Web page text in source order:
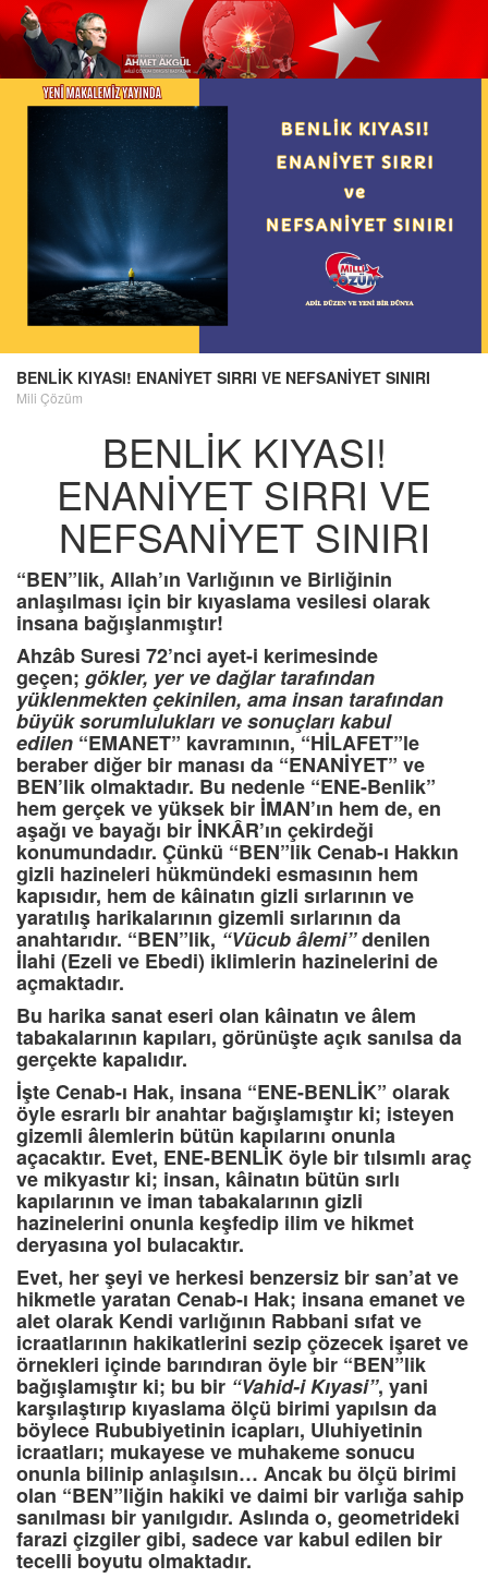
BENLİK KIYASI! ENANİYET SIRRI VE NEFSANİYET SINIRI
Mili Çözüm
BENLİK KIYASI!
ENANİYET SIRRI VE
NEFSANİYET SINIRI
“BEN”lik, Allah’ın Varlığının ve Birliğinin
anlaşılması için bir kıyaslama vesilesi olarak
insana bağışlanmıştır!
Ahzâb Suresi 72’nci ayet-i kerimesinde
geçen; gökler, yer ve dağlar tarafından
yüklenmekten çekinilen, ama insan tarafından
büyük sorumlulukları ve sonuçları kabul
edilen “EMANET” kavramının, “HİLAFET”le
beraber diğer bir manası da “ENANİYET” ve
BEN’lik olmaktadır. Bu nedenle “ENE-Benlik”
hem gerçek ve yüksek bir İMAN’ın hem de, en
aşağı ve bayağı bir İNKÂR’ın çekirdeği
konumundadır. Çünkü “BEN”lik Cenab-ı Hakkın
gizli hazineleri hükmündeki esmasının hem
kapısıdır, hem de kâinatın gizli sırlarının ve
yaratılış harikalarının gizemli sırlarının da
anahtarıdır. “BEN”lik, “Vücub âlemi”denilen
İlahi (Ezeli ve Ebedi) iklimlerin hazinelerini de
açmaktadır.
Bu harika sanat eseri olan kâinatın ve âlem
tabakalarının kapıları, görünüşte açık sanılsa da
gerçekte kapalıdır.
İşte Cenab-ı Hak, insana “ENE-BENLİK” olarak
öyle esrarlı bir anahtar bağışlamıştır ki; isteyen
gizemli âlemlerin bütün kapılarını onunla
açacaktır. Evet, ENE-BENLİK öyle bir tılsımlı araç
ve mikyastır ki; insan, kâinatın bütün sırlı
kapılarının ve iman tabakalarının gizli
hazinelerini onunla keşfedip ilim ve hikmet
deryasına yol bulacaktır.
Evet, her şeyi ve herkesi benzersiz bir san’at ve
hikmetle yaratan Cenab-ı Hak; insana emanet ve
alet olarak Kendi varlığının Rabbani sıfat ve
icraatlarının hakikatlerini sezip çözecek işaret ve
örnekleri içinde barındıran öyle bir “BEN”lik
bağışlamıştır ki; bu bir “Vahid-i Kıyasi”, yani
karşılaştırıp kıyaslama ölçü birimi yapılsın da
böylece Rububiyetinin icapları, Uluhiyetinin
icraatları; mukayese ve muhakeme sonucu
onunla bilinip anlaşılsın… Ancak bu ölçü birimi
olan “BEN”liğin hakiki ve daimi bir varlığa sahip
sanılması bir yanılgıdır. Aslında o, geometrideki
farazi çizgiler gibi, sadece var kabul edilen bir
tecelli boyutu olmaktadır.